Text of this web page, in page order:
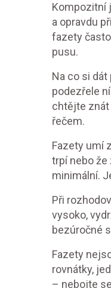
Kompozitní
a opravdu
fazety
pusu.
Na co si
podezřele
chtějte znát
řečem.
Fazety umí
trpí nebo že
minimální.
Při
vysoko,
bezúročné
Fazety
rovnátky,
– nebojte